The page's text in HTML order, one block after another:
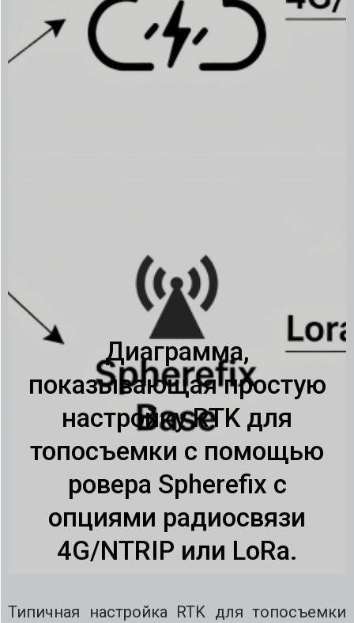
Диаграмма,
показывающая простую
настройку RTK для
топосъемки с помощью
ровера Spherefix с
опциями радиосвязи
4G/NTRIP или LoRa.
Типичная настройка RTK для топосъемки